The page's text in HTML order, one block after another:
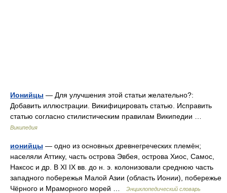
Ионийцы — Для улучшения этой статьи желательно?:
Добавить иллюстрации. Викифицировать статью. Исправить
статью согласно стилистическим правилам Википедии …
Википедия
ионийцы — одно из основных древнегреческих племён;
населяли Аттику, часть острова Эвбея, острова Хиос, Самос,
Наксос и др. В XI IX вв. до н. э. колонизовали среднюю часть
западного побережья Малой Азии (область Ионии), побережье
Чёрного и Мраморного морей …
Энциклопедический словарь